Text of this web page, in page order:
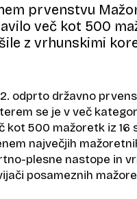
prvenstvu
več kot 500
z vrhunskimi
odprto državno
se je v več
kot 500 mažoretk iz 16
največjih
plesne nastope in
posameznih